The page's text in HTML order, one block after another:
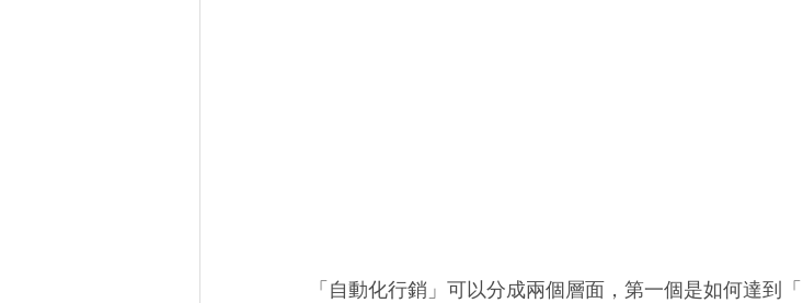
「自動化行銷」可以分成兩個層面，第一個是如何達到